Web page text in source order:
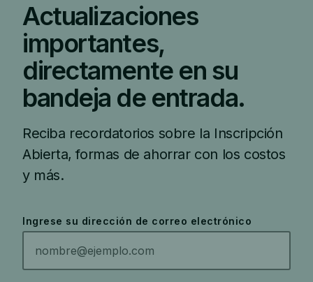
Actualizaciones
importantes,
directamente en su
bandeja de entrada.
Reciba recordatorios sobre la Inscripción
Abierta, formas de ahorrar con los costos
y más.
Ingrese su dirección de correo electrónico